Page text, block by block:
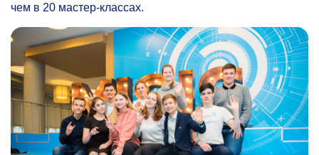
чем в 20 мастер-классах.